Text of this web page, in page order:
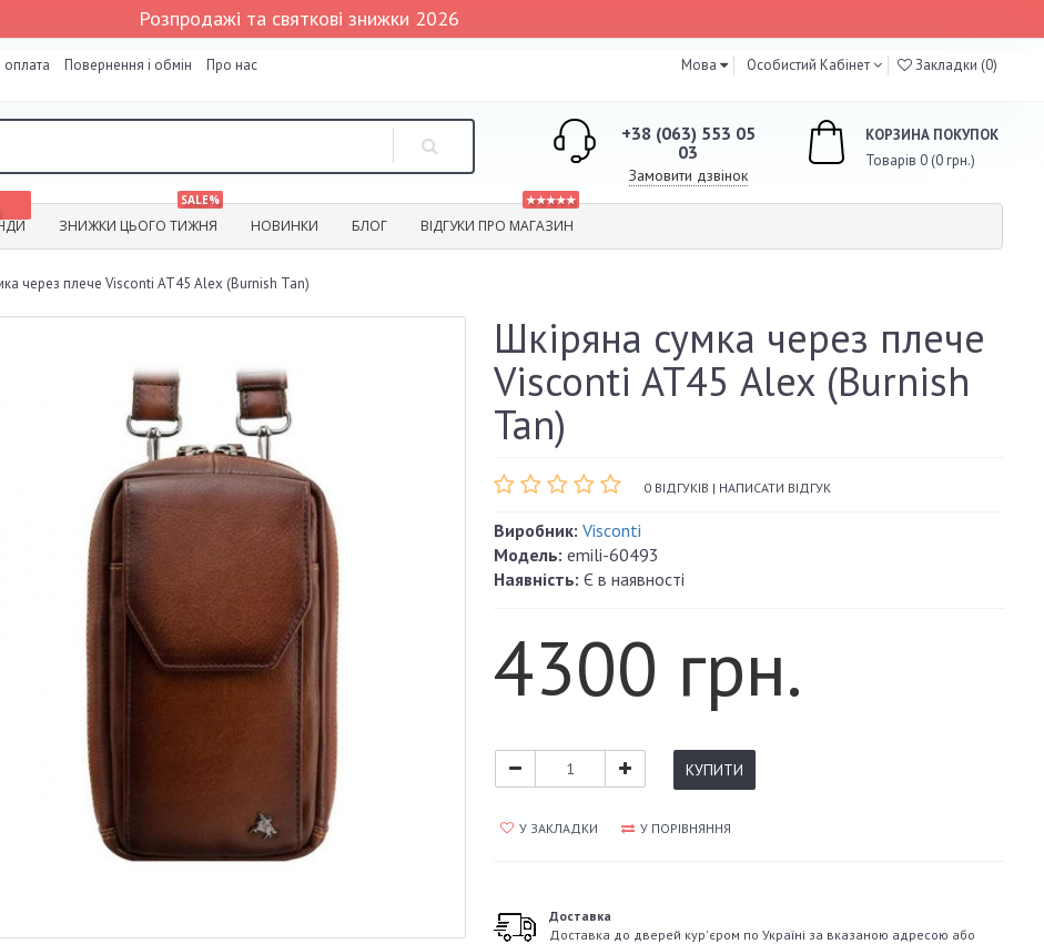
Розпродажі та святкові знижки 2026
оплата Повернення і обмін
Про нас
Мова Особистий Кабінет Закладки (0)
+38 (063) 553 05
03
Замовити дзвінок
КОРЗИНА ПОКУПОК
Товарів 0 (0 грн.)
SALE%
ЗНИЖКИ ЦЬОГО ТИЖНЯ НОВИНКИ БЛОГ
★★★★★
ВІДГУКИ ПРО МАГАЗИН
через плече Visconti AT45 Alex (Burnish Tan)
Шкіряна сумка через плече
Visconti AT45 Alex (Burnish
Tan)
0 ВІДГУКІВ | НАПИСАТИ ВІДГУК
Виробник: Visconti
Модель: emili-60493
Наявність: Є в наявності
4300 грн.
КУПИТИ
У ЗАКЛАДКИ У ПОРІВНЯННЯ
Доставка
Доставка до дверей кур'єром по Україні за вказаною адресою або